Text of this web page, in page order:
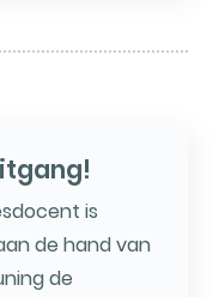
is
de hand van
de